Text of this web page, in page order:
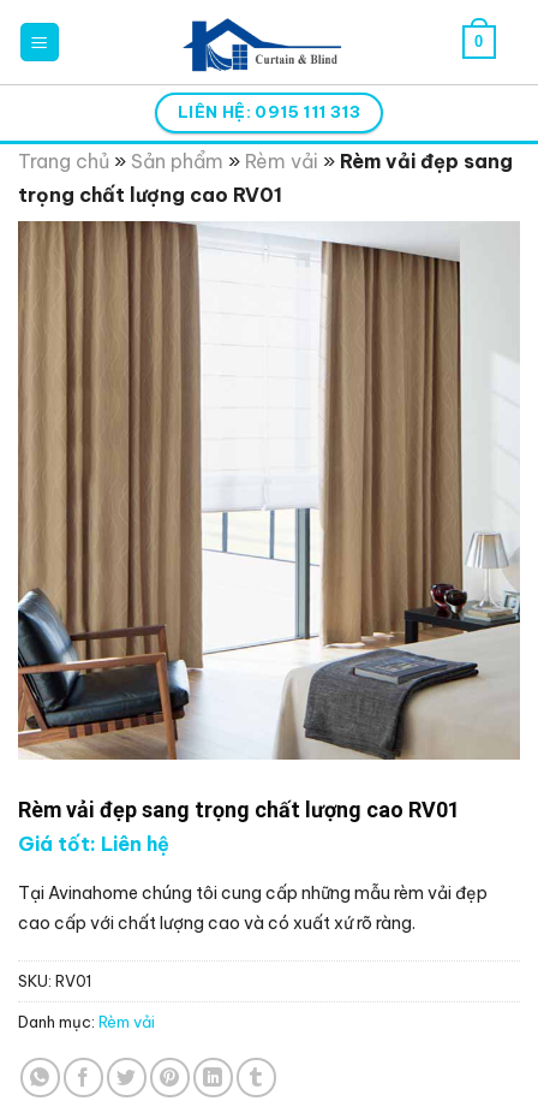
content
0
LIÊN HỆ: 0915 111 313
Trang chủ » Sản phẩm » Rèm vải » Rèm vải đẹp sang
trọng chất lượng cao RV01
Rèm vải đẹp sang trọng chất lượng cao RV01
Giá tốt: Liên hệ
Tại Avinahome chúng tôi cung cấp những mẫu rèm vải đẹp
cao cấp với chất lượng cao và có xuất xứ rõ ràng.
SKU: RV01
Danh mục: Rèm vải